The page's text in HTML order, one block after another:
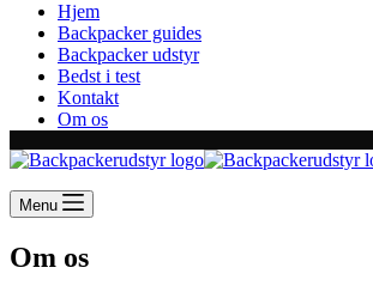
Hjem
Backpacker guides
Backpacker udstyr
Bedst i test
Kontakt
Om os
Menu
Om os